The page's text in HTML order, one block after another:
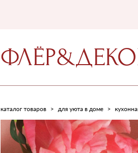
каталог товаров > для уюта в доме >